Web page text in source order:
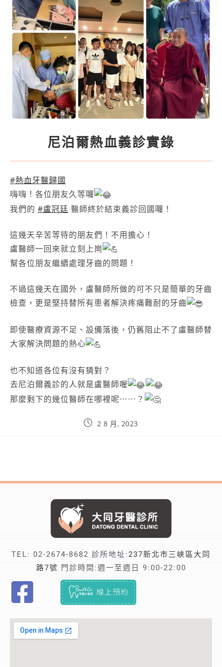
尼泊爾熱血義診實錄
#熱血牙醫歸國
嗨嗨！各位朋友久等囉
我們的 #盧冠廷 醫師終於結束義診回國囉！
這幾天辛苦等待的朋友們！不用擔心！
盧醫師一回來就立刻上崗
幫各位朋友繼續處理牙齒的問題！
不過這幾天在國外，盧醫師所做的可不只是簡單的牙齒
檢查，更是堅持替所有患者解決疼痛難耐的牙齒
即使醫療資源不足、設備落後，仍舊阻止不了盧醫師替
大家解決問題的熱心
也不知道各位有沒有猜對？
去尼泊爾義診的人就是盧醫師喔
那麼剩下的幾位醫師在哪裡呢⋯⋯？
2 8 月, 2023
TEL: 02-2674-8682 診所地址:237新北市三峽區大同
路7號 門診時間:週一至週日 9:00-22:00
F
d